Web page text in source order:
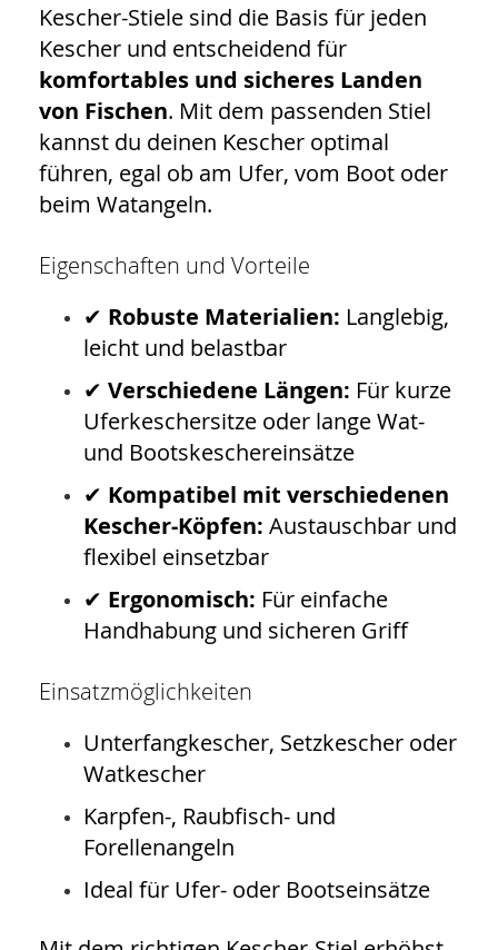
Kescher-Stiele sind die Basis für jeden
Kescher und entscheidend für
komfortables und sicheres Landen
von Fischen. Mit dem passenden Stiel
kannst du deinen Kescher optimal
führen, egal ob am Ufer, vom Boot oder
beim Watangeln.
Eigenschaften und Vorteile
✔ Robuste Materialien: Langlebig,
leicht und belastbar
✔ Verschiedene Längen: Für kurze
Uferkeschersitze oder lange Wat-
und Bootskeschereinsätze
✔ Kompatibel mit verschiedenen
Kescher-Köpfen: Austauschbar und
flexibel einsetzbar
✔ Ergonomisch: Für einfache
Handhabung und sicheren Griff
Einsatzmöglichkeiten
Unterfangkescher, Setzkescher oder
Watkescher
Karpfen-, Raubfisch- und
Forellenangeln
Ideal für Ufer- oder Bootseinsätze